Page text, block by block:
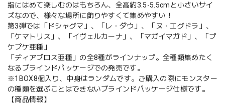
指にはめて楽しむのはもちろん、全高約3.5-5.5cmと小さいサイ
ズなので、様々な場所に飾りやすくて集めやすい！
第3弾では「ドシャグマ」、「レ・ダウ」、「ヌ・エグドラ」、
「ケマトリス」、「イヴェルカーナ」、「マガイマガド」、「プ
ケプケ亜種」
「ディアブロス亜種」の全8種がラインナップ。全種類集めたく
なるブラインドパッケージでの発売です。
※1BOX8個入り、中身はランダムです。ご購入の際にモンスター
の種類を選ぶことはできないブラインドパッケージ仕様です。
【商品情報】